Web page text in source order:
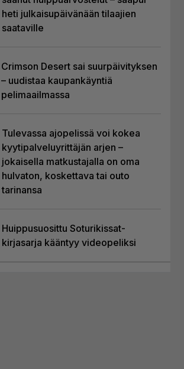
heti julkaisupäivänään tilaajien
saataville
Crimson Desert sai suurpäivityksen
– uudistaa kaupankäyntiä
pelimaailmassa
Tulevassa ajopelissä voi kokea
kyytipalveluyrittäjän arjen –
jokaisella matkustajalla on oma
hulvaton, koskettava tai outo
tarinansa
Huippusuosittu Soturikissat-
kirjasarja kääntyy videopeliksi